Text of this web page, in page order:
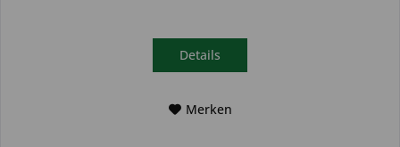
Details
Merken